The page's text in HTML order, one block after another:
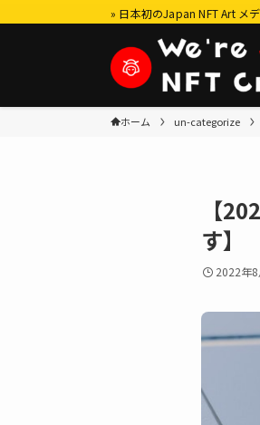
» 日本初のJapan NFT Art メ
ホーム un-categorize
【
す】
2022年